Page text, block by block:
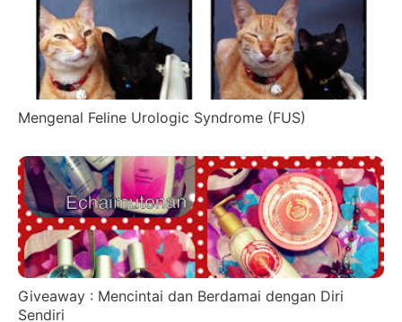
Mengenal Feline Urologic Syndrome (FUS)
Giveaway : Mencintai dan Berdamai dengan Diri
Sendiri